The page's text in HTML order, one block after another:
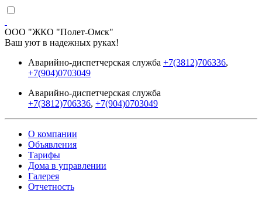
ООО "ЖКО "Полет-Омск"
Ваш уют в надежных руках!
Аварийно-диспетчерская служба +7(3812)706336,
+7(904)0703049
Аварийно-диспетчерская служба
+7(3812)706336, +7(904)0703049
О компании
Объявления
Тарифы
Дома в управлении
Галерея
Отчетность